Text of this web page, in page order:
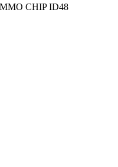
CHIP ID48